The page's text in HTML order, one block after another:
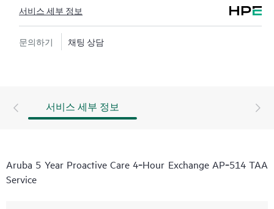
서비스 세부 정보
문의하기 채팅 상담
서비스 세부 정보
Aruba 5 Year Proactive Care 4‑Hour Exchange AP‑514 TAA
Service